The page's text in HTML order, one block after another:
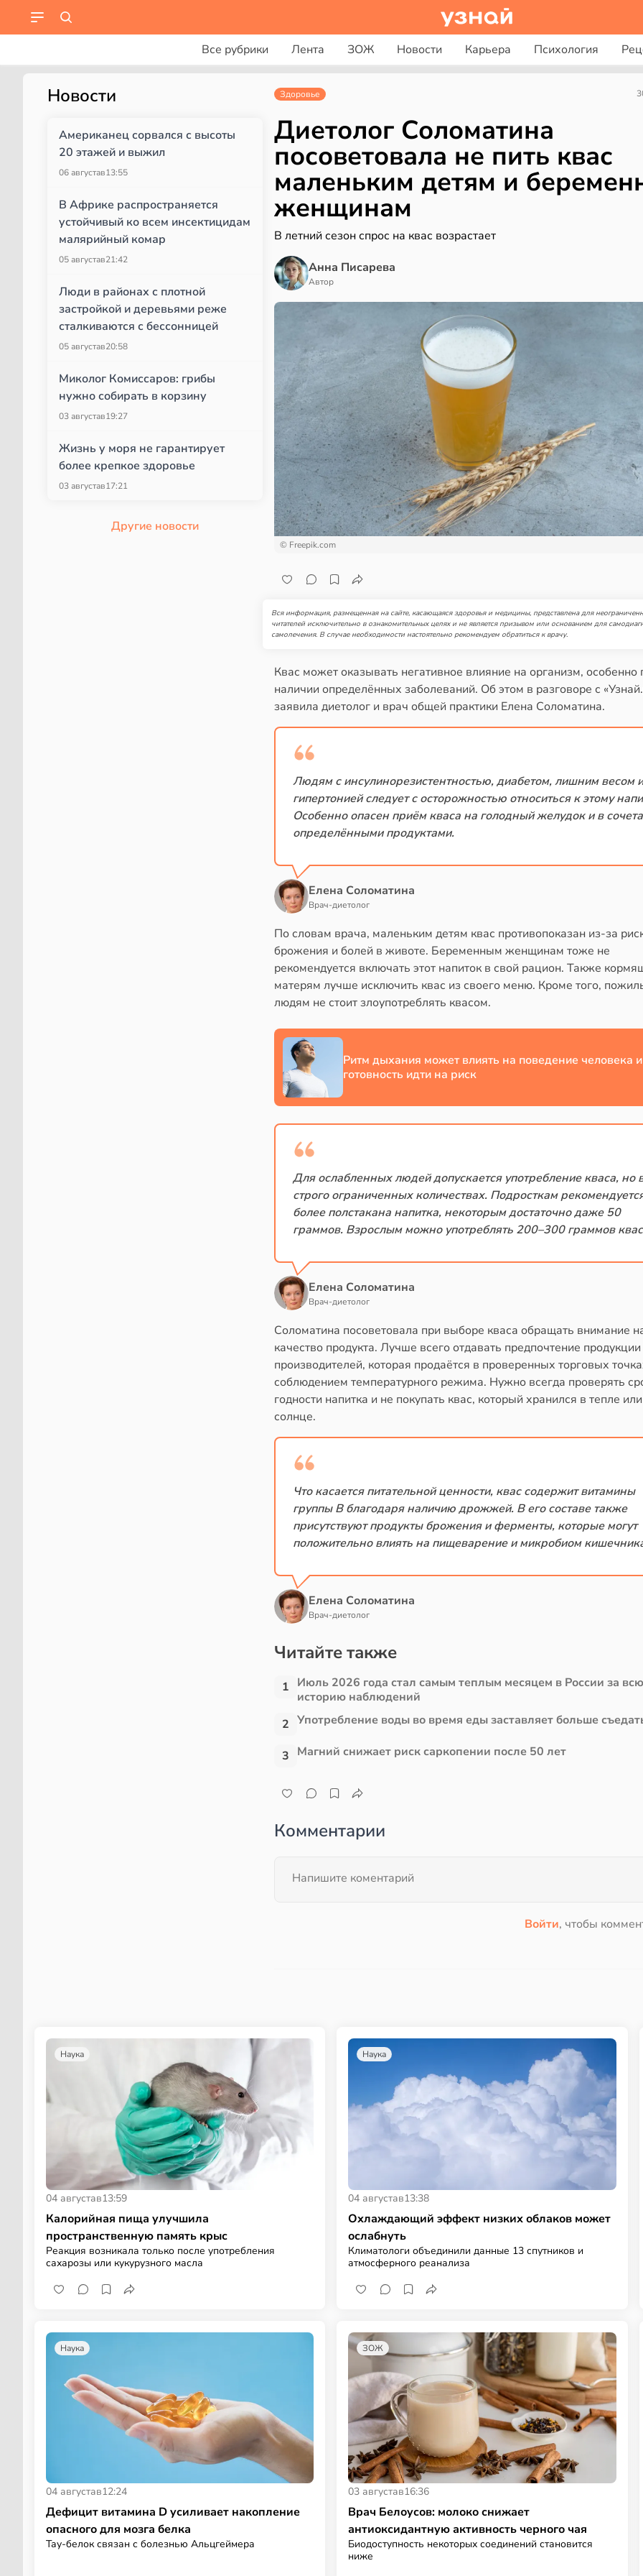
Все рубрики Лента ЗОЖ Новости Карьера Психология
Новости
Американец сорвался с высоты
20 этажей и выжил
06 августав13:55
В Африке распространяется
устойчивый ко всем инсектицидам
малярийный комар
05 августав21:42
Люди в районах с плотной
застройкой и деревьями реже
сталкиваются с бессонницей
05 августав20:58
Миколог Комиссаров: грибы
нужно собирать в корзину
03 августав19:27
Жизнь у моря не гарантирует
более крепкое здоровье
03 августав17:21
Другие новости
Здоровье
Диетолог Соломатина
посоветовала не пить квас
маленьким детям и
женщинам
В летний сезон спрос на квас возрастает
Анна Писарева
Автор
© Freepik.com
Вся информация, размещенная на сайте, касающаяся здоровья и медицины, представлена для
читателей исключительно в ознакомительных целях и не является призывом или основанием для
самолечения. В случае необходимости настоятельно рекомендуем обратиться к врачу.
Квас может оказывать негативное влияние на организм, особенно
наличии определённых заболеваний. Об этом в разговоре с
заявила диетолог и врач общей практики Елена Соломатина.
Людям с инсулинорезистентностью, диабетом, лишним весом
гипертонией следует с осторожностью относиться к этому
Особенно опасен приём кваса на голодный желудок и в
определёнными продуктами.
Елена Соломатина
Врач-диетолог
По словам врача, маленьким детям квас противопоказан из-за
брожения и болей в животе. Беременным женщинам тоже не
рекомендуется включать этот напиток в свой рацион. Также
матерям лучше исключить квас из своего меню. Кроме того,
людям не стоит злоупотреблять квасом.
Ритм дыхания может влиять на поведение человека
готовность идти на риск
Для ослабленных людей допускается употребление кваса, но
строго ограниченных количествах. Подросткам
более полстакана напитка, некоторым достаточно даже 50
граммов. Взрослым можно употреблять 200–300 граммов
Елена Соломатина
Врач-диетолог
Соломатина посоветовала при выборе кваса обращать внимание
качество продукта. Лучше всего отдавать предпочтение
производителей, которая продаётся в проверенных торговых
соблюдением температурного режима. Нужно всегда проверять
годности напитка и не покупать квас, который хранился в тепле
солнце.
Что касается питательной ценности, квас содержит витамины
группы B благодаря наличию дрожжей. В его составе также
присутствуют продукты брожения и ферменты, которые могут
положительно влиять на пищеварение и микробиом
Елена Соломатина
Врач-диетолог
Читайте также
1 Июль 2026 года стал самым теплым месяцем в России за всю
историю наблюдений
2 Употребление воды во время еды заставляет больше
3 Магний снижает риск саркопении после 50 лет
Комментарии
Войти, чтобы
Наука
04 августав13:59
Калорийная пища улучшила
пространственную память крыс
Реакция возникала только после употребления
сахарозы или кукурузного масла
Наука
04 августав13:38
Охлаждающий эффект низких облаков может
ослабнуть
Климатологи объединили данные 13 спутников и
атмосферного реанализа
Наука
04 августав12:24
Дефицит витамина D усиливает накопление
опасного для мозга белка
Тау-белок связан с болезнью Альцгеймера
ЗОЖ
03 августав16:36
Врач Белоусов: молоко снижает
антиоксидантную активность черного чая
Биодоступность некоторых соединений становится
ниже